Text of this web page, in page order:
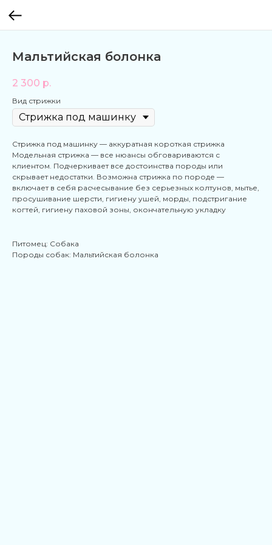
Мальтийская болонка
2 300 р.
Вид стрижки
Стрижка под машинку — аккуратная короткая стрижка
Модельная стрижка — все нюансы обговариваются с
клиентом. Подчеркивает все достоинства породы или
скрывает недостатки. Возможна стрижка по породе —
включает в себя расчесывание без серьезных колтунов, мытье,
просушивание шерсти, гигиену ушей, морды, подстригание
когтей, гигиену паховой зоны, окончательную укладку
Питомец: Собака
Породы собак: Мальтийская болонка